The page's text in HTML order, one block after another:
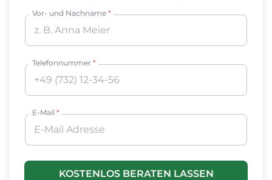
Vor- und Nachname *
Telefonnummer *
E-Mail *
KOSTENLOS BERATEN LASSEN